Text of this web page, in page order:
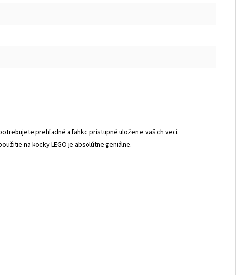
prehľadné a ľahko prístupné uloženie vašich vecí.
na kocky LEGO je absolútne geniálne.